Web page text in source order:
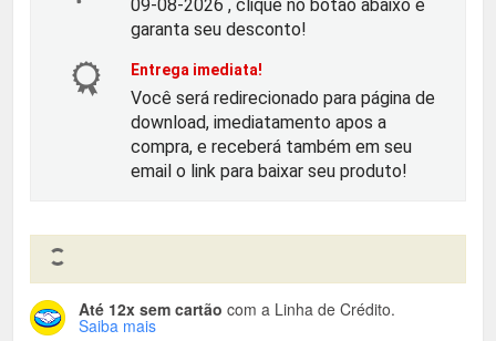
o
r
i
n
a
t
u
é
09-08-2026 , clique no botão abaixo e
garanta seu desconto!
Entrega imediata!
Você será redirecionado para página de
download, imediatamento apos a
compra, e receberá também em seu
email o link para baixar seu produto!
Até 12x sem cartão com a Linha de Crédito.
Saiba mais